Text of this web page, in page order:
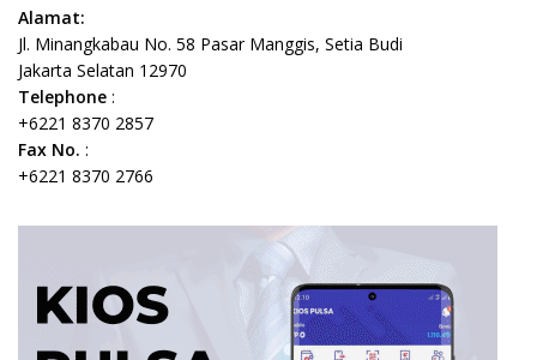
Alamat:
Jl. Minangkabau No. 58 Pasar Manggis, Setia Budi
Jakarta Selatan 12970
Telephone :
+6221 8370 2857
Fax No. :
+6221 8370 2766